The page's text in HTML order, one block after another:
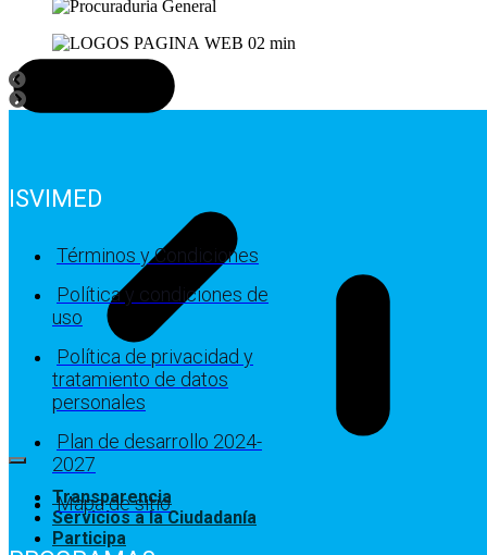
Transparencia
Servicios a la Ciudadanía
Participa
ISVIMED
Términos y Condiciones
Política y condiciones de
uso
Política de privacidad y
tratamiento de datos
personales
Plan de desarrollo 2024-
2027
Mapa de sitio